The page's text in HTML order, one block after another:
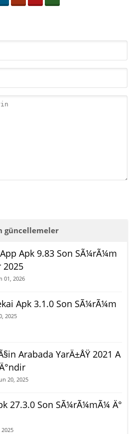
güncellemeler
Apk 9.83 Son SÃ¼rÃ¼m
2025
01, 2026
Apk 3.1.0 Son SÃ¼rÃ¼m
2025
Arabada YarÄ±ÅŸ 2021 A
20, 2025
27.3.0 Son SÃ¼rÃ¼mÃ¼ Ä°
2025